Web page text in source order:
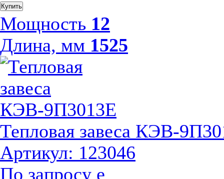
Купить
Мощность 12
Длина, мм 1525
Тепловая завеса КЭВ-
Артикул: 123046
По запросу е